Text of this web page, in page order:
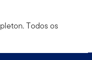
Todos os